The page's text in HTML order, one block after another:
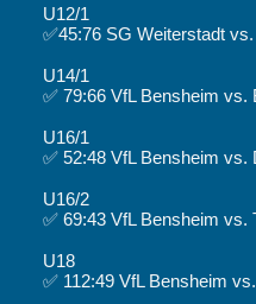
U12/1
✅45:76 SG Weiterstadt
U14/1
✅ 79:66 VfL Bensheim vs.
U16/1
✅ 52:48 VfL Bensheim vs.
U16/2
✅ 69:43 VfL Bensheim vs.
U18
✅ 112:49 VfL Bensheim